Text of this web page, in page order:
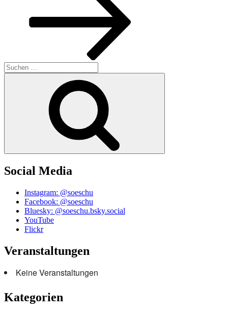
Suchen
nach:
Social Media
Instagram: @soeschu
Facebook: @soeschu
Bluesky: @soeschu.bsky.social
YouTube
Flickr
Veranstaltungen
Keine Veranstaltungen
Kategorien